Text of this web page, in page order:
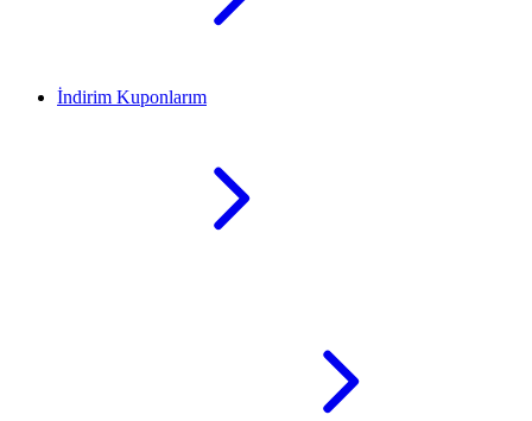
İndirim Kuponlarım